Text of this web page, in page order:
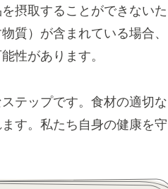
摂取することができないた
質）が含まれている場合、
性があります。
テップです。食材の適切な
す。私たち自身の健康を守